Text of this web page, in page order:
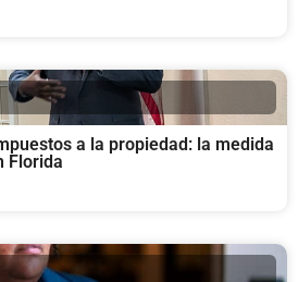
a la propiedad: la medida
Florida